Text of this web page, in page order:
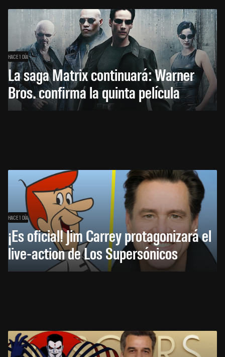
HACE 1 DÍA
La saga Matrix continuará: Warner
Bros. confirma la quinta película
HACE 1 DÍA
¡Es oficial! Jim Carrey protagonizará el
live-action de Los Supersónicos